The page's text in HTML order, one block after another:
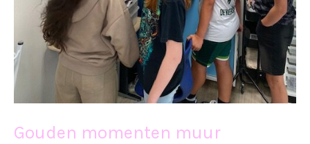
Gouden momenten muur